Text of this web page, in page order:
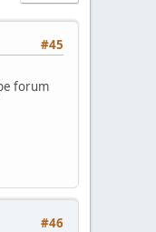
#45
forum
#46